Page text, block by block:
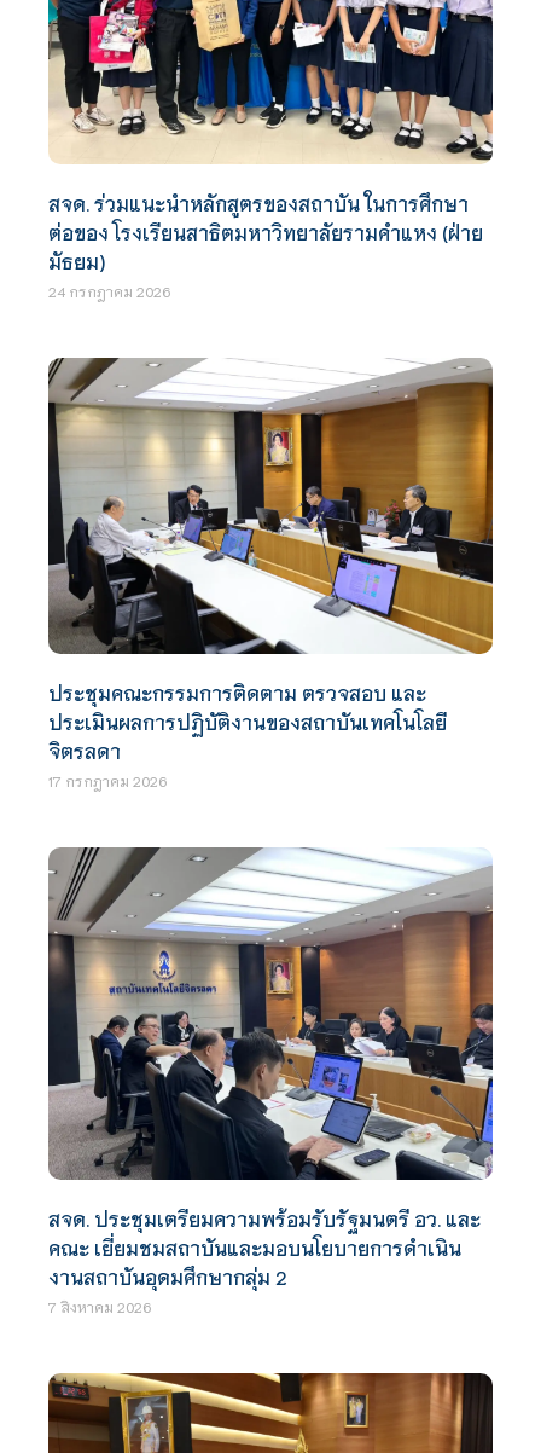
สจด. ร่วมแนะนำหลักสูตรของสถาบัน ในการศึกษา
ต่อของ โรงเรียนสาธิตมหาวิทยาลัยรามคำแหง (ฝ่าย
มัธยม)
24 กรกฎาคม 2026
ประชุมคณะกรรมการติดตาม ตรวจสอบ และ
ประเมินผลการปฏิบัติงานของสถาบันเทคโนโลยี
จิตรลดา
17 กรกฎาคม 2026
สจด. ประชุมเตรียมความพร้อมรับรัฐมนตรี อว. และ
คณะ เยี่ยมชมสถาบันและมอบนโยบายการดำเนิน
งานสถาบันอุดมศึกษากลุ่ม 2
7 สิงหาคม 2026